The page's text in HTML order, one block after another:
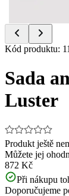
Item
of
9
Kód produktu:
Sada
Luster
Produkt ještě
Můžete jej
872 Kč
Při nákupu
Doporučujeme